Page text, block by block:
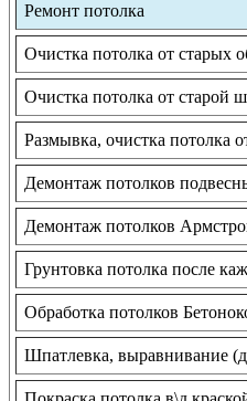
Ремонт потолка
Очистка потолка от старых
Очистка потолка от старой
Размывка, очистка потолка
Демонтаж потолков
Демонтаж потолков
Грунтовка потолка после
Обработка потолков
Шпатлевка, выравнивание